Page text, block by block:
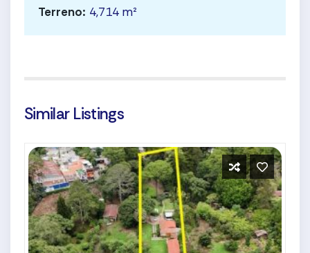
Terreno: 4,714 m²
Similar Listings